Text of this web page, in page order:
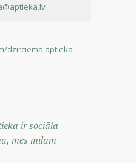
dzirciema.aptieka
ir sociāla
mēs mīlam